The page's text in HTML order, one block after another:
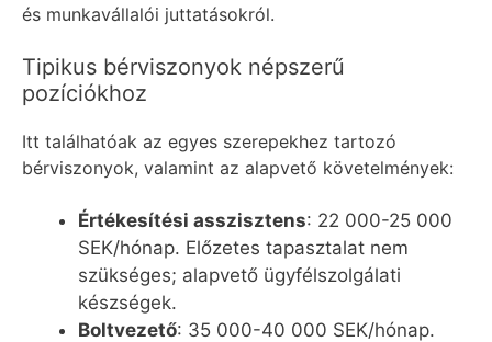
és munkavállalói juttatásokról.
Tipikus bérviszonyok népszerű
pozíciókhoz
Itt találhatóak az egyes szerepekhez tartozó
bérviszonyok, valamint az alapvető követelmények:
Értékesítési asszisztens: 22 000-25 000
SEK/hónap. Előzetes tapasztalat nem
szükséges; alapvető ügyfélszolgálati
készségek.
Boltvezető: 35 000-40 000 SEK/hónap.